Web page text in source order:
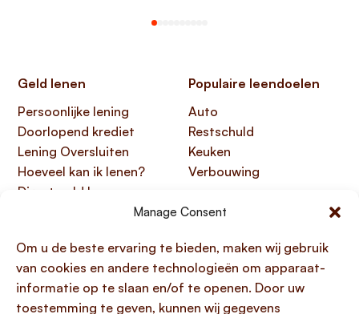
Manage Consent
Om u de beste ervaring te bieden, maken wij gebruik
van cookies en andere technologieën om apparaat-
informatie op te slaan en/of te openen. Door uw
toestemming te geven, kunnen wij gegevens
Geld lenen
Persoonlijke lening
Doorlopend krediet
Lening Oversluiten
Hoeveel kan ik lenen?
Direct geld lenen
Populaire leendoelen
Auto
Restschuld
Keuken
Verbouwing
Over ons
Klantenservice
Kennisbank
Papendorpseweg 99,
3528 BJ Utrecht
KvK 76100200